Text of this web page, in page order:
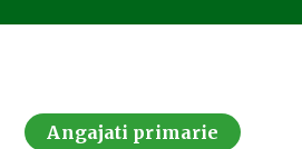
Angajati primarie